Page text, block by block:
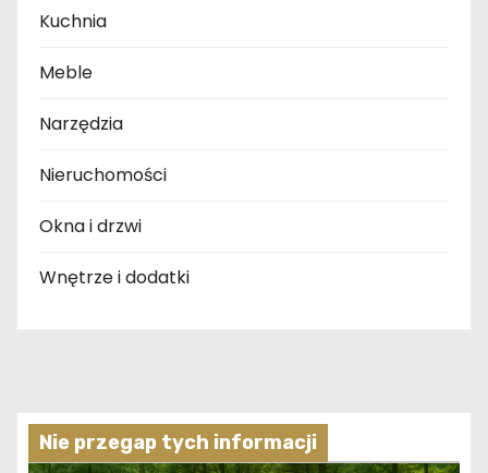
Kuchnia
Meble
Narzędzia
Nieruchomości
Okna i drzwi
Wnętrze i dodatki
Nie przegap tych informacji